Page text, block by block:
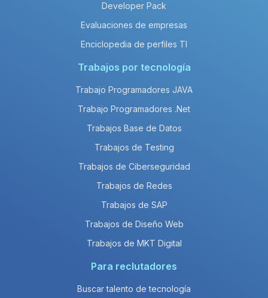
Developer Pack
Evaluaciones de empresas
Enciclopedia de perfiles TI
Trabajos por tecnología
Trabajo Programadores JAVA
Trabajo Programadores .Net
Trabajos Base de Datos
Trabajos de Testing
Trabajos de Ciberseguridad
Trabajos de Redes
Trabajos de SAP
Trabajos de Diseño Web
Trabajos de MKT Digital
Para reclutadores
Buscar talento de tecnología